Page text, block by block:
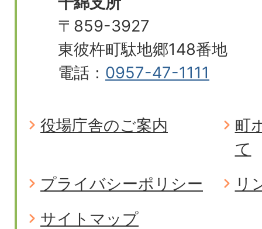
〒859-3927
東彼杵町駄地郷148番地
電話： 0957-47-1111
役場庁舎のご案内
町
て
プライバシーポリシー
リ
サイトマップ